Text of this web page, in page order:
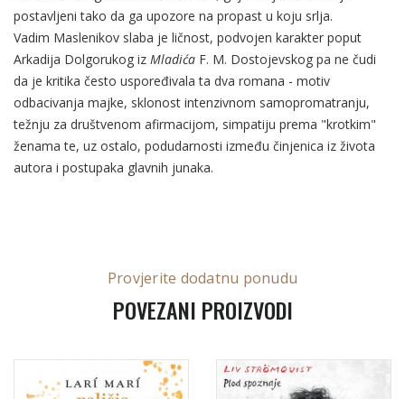
postavljeni tako da ga upozore na propast u koju srlja.
Vadim Maslenikov slaba je ličnost, podvojen karakter poput
Arkadija Dolgorukog iz Mladića F. M. Dostojevskog pa ne čudi
da je kritika često uspoređivala ta dva romana - motiv
odbacivanja majke, sklonost intenzivnom samopromatranju,
težnju za društvenom afirmacijom, simpatiju prema "krotkim"
ženama te, uz ostalo, podudarnosti između činjenica iz života
autora i postupaka glavnih junaka.
Provjerite dodatnu ponudu
POVEZANI PROIZVODI